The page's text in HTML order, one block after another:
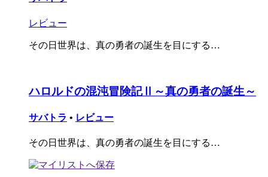
レビュー
その日世界は、真の勇者の誕生を目にする…
ハロルドの混沌冒険記Ⅱ～真の勇者の誕生～
サバトラ • レビュー
その日世界は、真の勇者の誕生を目にする…